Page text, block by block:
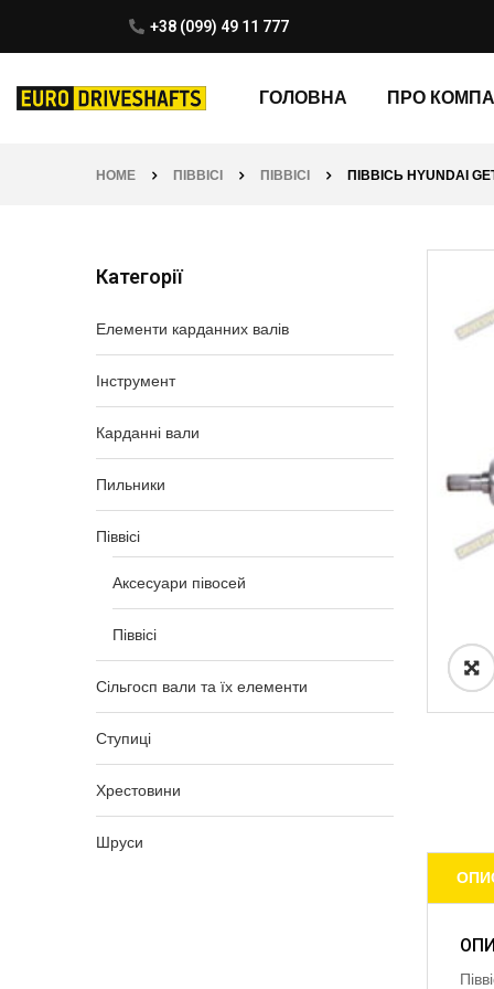
+38 (099) 49 11 777
ГОЛОВНА ПРО
HOME ПІВВІСІ ПІВВІСІ ПІВВІСЬ HYUNDAI
Категорії
Елементи карданних валів
Інструмент
Карданні вали
Пильники
Піввісі
Аксесуари півосей
Піввісі
Сільгосп вали та їх елементи
Ступиці
Хрестовини
Шруси